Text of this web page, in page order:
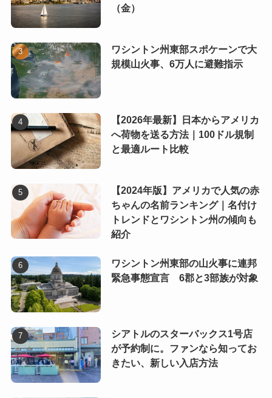
（金）
ワシントン州東部スポケーンで大
規模山火事、6万人に避難指示
【2026年最新】日本からアメリカ
へ荷物を送る方法｜100ドル規制
と最適ルート比較
【2024年版】アメリカで人気の赤
ちゃんの名前ランキング｜名付け
トレンドとワシントン州の傾向も
紹介
ワシントン州東部の山火事に連邦
緊急事態宣言 6郡と3部族が対象
シアトルのスターバックス1号店
が予約制に。ファンなら知ってお
きたい、新しい入店方法